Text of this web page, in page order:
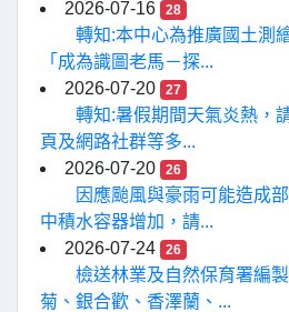
2026-07-16
28
轉知:本中心為推廣國土測
「成為識圖老馬－探...
2026-07-20
27
轉知:暑假期間天氣炎熱，
頁及網路社群等多...
2026-07-20
26
因應颱風與豪雨可能造成
中積水容器增加，請...
2026-07-24
26
檢送林業及自然保育署編
菊、銀合歡、香澤蘭、...